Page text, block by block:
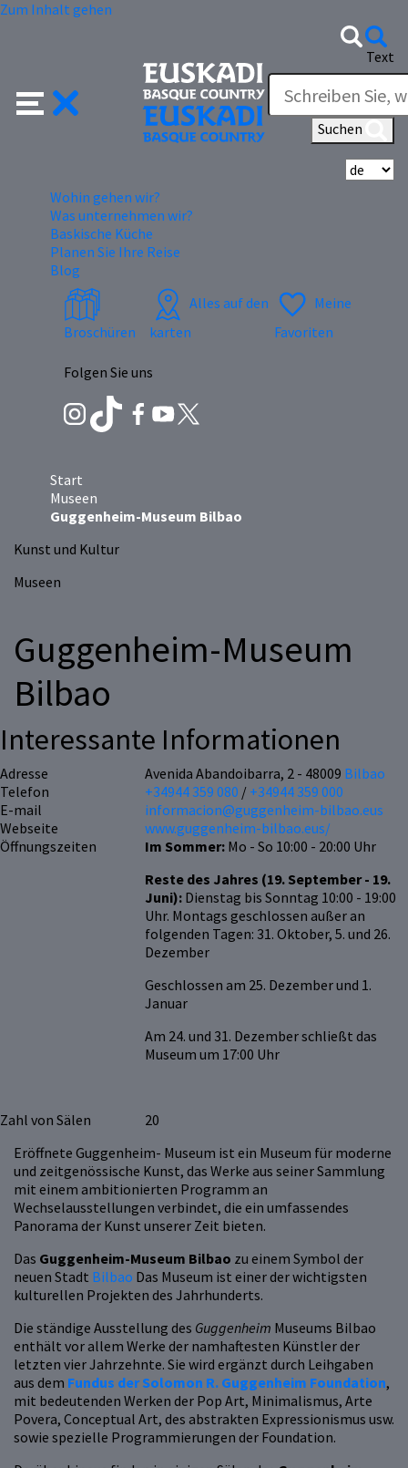
Zum Inhalt gehen
Text
Suchen
Wohin gehen wir?
Was unternehmen wir?
Baskische Küche
Planen Sie Ihre Reise
Blog
Broschüren
Alles auf den
karten
Meine
Favoriten
Folgen Sie uns
Start
Museen
Guggenheim-Museum Bilbao
Kunst und Kultur
Museen
Guggenheim-Museum
Bilbao
Eröffnete Guggenheim- Museum ist ein Museum für moderne
und zeitgenössische Kunst, das Werke aus seiner Sammlung
mit einem ambitionierten Programm an
Wechselausstellungen verbindet, die ein umfassendes
Panorama der Kunst unserer Zeit bieten.
Das Guggenheim-Museum Bilbao zu einem Symbol der
neuen Stadt Bilbao Das Museum ist einer der wichtigsten
kulturellen Projekten des Jahrhunderts.
Die ständige Ausstellung des Guggenheim Museums Bilbao
enthält vor allem Werke der namhaftesten Künstler der
letzten vier Jahrzehnte. Sie wird ergänzt durch Leihgaben
aus dem Fundus der Solomon R. Guggenheim Foundation,
mit bedeutenden Werken der Pop Art, Minimalismus, Arte
Povera, Conceptual Art, des abstrakten Expressionismus usw.
sowie spezielle Programmierungen der Foundation.
Interessante Informationen
Adresse Avenida Abandoibarra, 2 - 48009 Bilbao
Telefon
+34944 359 080 / +34944 359 000
E-mail
informacion@guggenheim-bilbao.eus
Webseite
www.guggenheim-bilbao.eus/
Öffnungszeiten
Im Sommer: Mo - So 10:00 - 20:00 Uhr
Reste des Jahres (19. September - 19.
Juni): Dienstag bis Sonntag 10:00 - 19:00
Uhr. Montags geschlossen außer an
folgenden Tagen: 31. Oktober, 5. und 26.
Dezember
Geschlossen am 25. Dezember und 1.
Januar
Am 24. und 31. Dezember schließt das
Museum um 17:00 Uhr
Zahl von Sälen 20